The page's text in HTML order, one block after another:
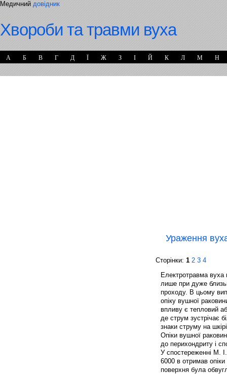
Медичний довідник
Хвороби та травми вуха
А Б В Г Д Ї Ж З І Й К Л М Н
Ураження
Сторінки: 1 2 3 4
Електротравма вуха
лише при дуже
проходу. В цьому
опіку вушної
впливу є тепловий
де струм зустрічає
знаки струму на
Опіки вушної
до перихондриту і
У спостереженні М.
6000 в отримав
поверхня була